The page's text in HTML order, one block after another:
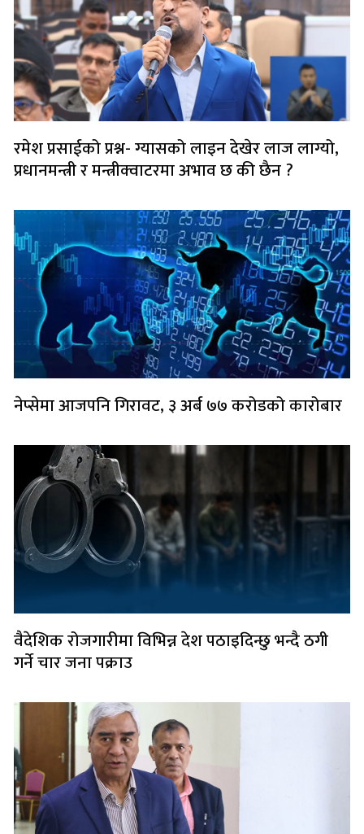
रमेश प्रसाईको प्रश्न- ग्यासको लाइन देखेर लाज लाग्यो,
प्रधानमन्त्री र मन्त्रीक्वाटरमा अभाव छ की छैन ?
नेप्सेमा आजपनि गिरावट, ३ अर्ब ७७ करोडको कारोबार
वैदेशिक रोजगारीमा विभिन्न देश पठाइदिन्छु भन्दै ठगी
गर्ने चार जना पक्राउ